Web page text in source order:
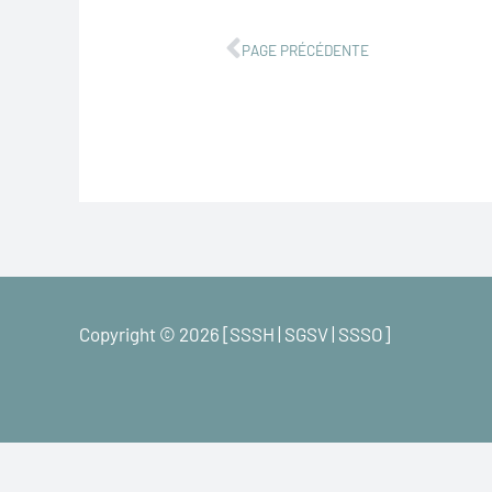
PAGE PRÉCÉDENTE
Copyright © 2026 [SSSH | SGSV | SSSO]